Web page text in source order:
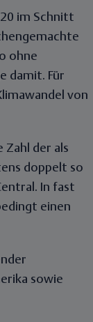
im Schnitt
ohne
damit. Für
von
Zahl der als
doppelt so
In fast
einen
sowie